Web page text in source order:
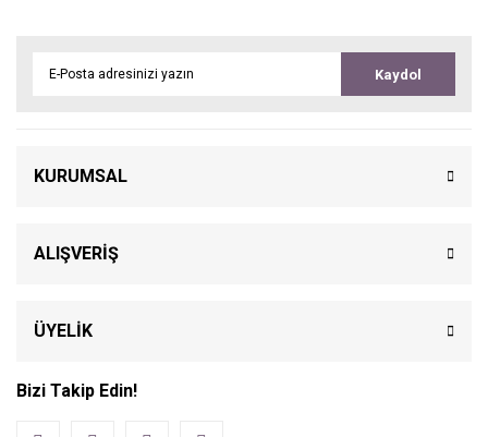
Kaydol
KURUMSAL
ALIŞVERİŞ
ÜYELİK
Bizi Takip Edin!